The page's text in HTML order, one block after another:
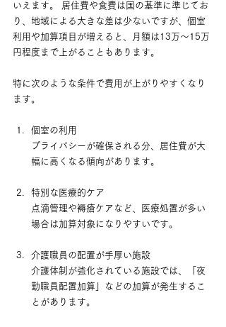
いえます。 居住費や食費は国の基準に準じてお
り、地域による大きな差は少ないですが、個室
利用や加算項目が増えると、月額は13万〜15万
円程度まで上がることもあります。
特に次のような条件で費用が上がりやすくなり
ます。
個室の利用
プライバシーが確保される分、居住費が大
幅に高くなる傾向があります。
特別な医療的ケア
点滴管理や褥瘡ケアなど、医療処置が多い
場合は加算対象になりやすいです。
介護職員の配置が手厚い施設
介護体制が強化されている施設では、「夜
勤職員配置加算」などの加算が発生するこ
とがあります。